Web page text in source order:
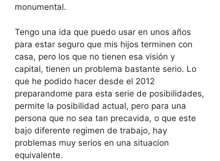
monumental.
Tengo una ida que puedo usar en unos años
para estar seguro que mis hijos terminen con
casa, pero los que no tienen esa visión y
capital, tienen un problema bastante serio. Lo
que he podido hacer desde el 2012
preparandome para esta serie de posibilidades,
permite la posibilidad actual, pero para una
persona que no sea tan precavida, o que este
bajo diferente regimen de trabajo, hay
problemas muy serios en una situacion
equivalente.